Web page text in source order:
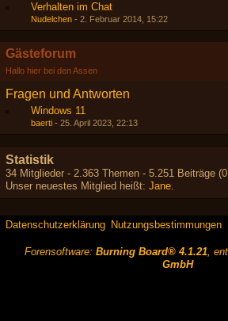
Verhalten im Chat
Nudelchen - 2. Februar 2014, 15:22
Gästeforum
Hallo hier bei den Assen
Fragen und Antworten
Windows 11
baerti - 25. April 2023, 22:13
Statistik
34 Mitglieder - 2.363 Themen - 5.251 Beiträge
Unser neuestes Mitglied heißt: Jane.
Datenschutzerklärung Nutzungsbestimmungen
Forensoftware: Burning Board® 4.1.21,
GmbH